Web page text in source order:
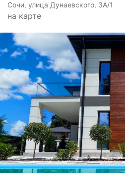
Сочи, улица Дунаевского, 3А/1
на карте